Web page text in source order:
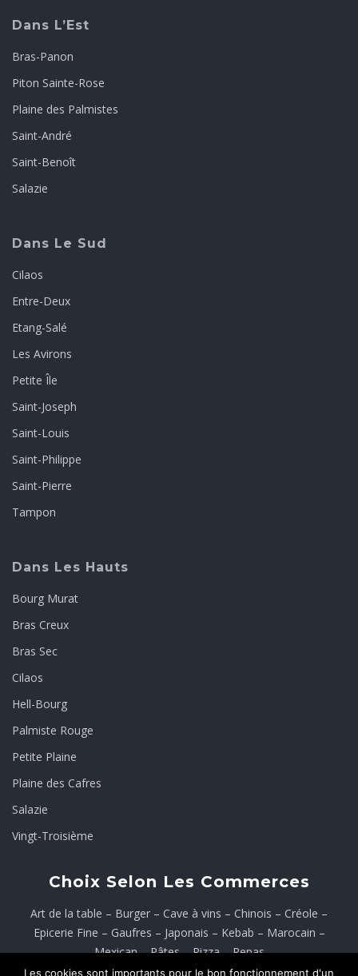
Dans L’Est
Bras-Panon
Piton Sainte-Rose
Plaine des Palmistes
Saint-André
Saint-Benoît
Salazie
Dans Le Sud
Cilaos
Entre-Deux
Etang-Salé
Les Avirons
Petite Île
Saint-Joseph
Saint-Louis
Saint-Philippe
Saint-Pierre
Tampon
Dans Les Hauts
Bourg Murat
Bras Creux
Bras Sec
Cilaos
Hell-Bourg
Palmiste Rouge
Petite Plaine
Plaine des Cafres
Salazie
Vingt-Troisième
Choix Selon Les Commerces
Art de la table – Burger – Cave à vins – Chinois – Créole –
Epicerie Fine – Gaufres – Japonais – Kebab – Marocain –
Mexican–Pâtes–Pizza–Repas
Les cookies sont importants pour le bon fonctionnement d'un